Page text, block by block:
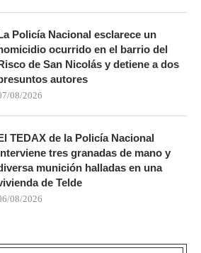
Policía Nacional esclarece un
ocurrido en el barrio del
de San Nicolás y detiene a dos
autores
08/2026
TEDAX de la Policía Nacional
tres granadas de mano y
munición halladas en una
de Telde
08/2026